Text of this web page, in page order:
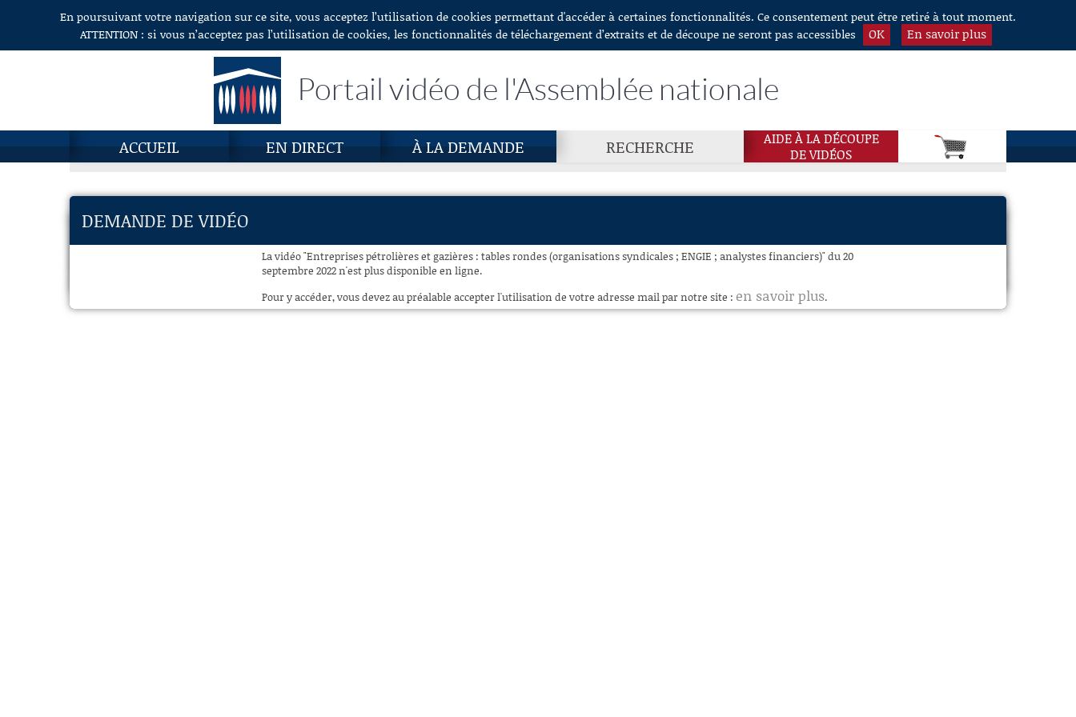
Aller au contenuEn poursuivant votre navigation sur ce site, vous acceptez l’utilisation de cookies permettant d'accéder à certaines fonctionnalités. Ce consentement peut être retiré à tout moment.
ATTENTION : si vous n’acceptez pas l’utilisation de cookies, les fonctionnalités de téléchargement d’extraits et de découpe ne seront pas accessibles
OK En savoir plus
Portail vidéo de l'Assemblée nationale
ACCUEIL EN DIRECT À LA DEMANDE RECHERCHE
AIDE À LA DÉCOUPE
DE VIDÉOS
DEMANDE DE VIDÉO
La vidéo "Entreprises pétrolières et gazières : tables rondes (organisations syndicales ; ENGIE ; analystes financiers)" du 20
septembre 2022 n'est plus disponible en ligne.
Pour y accéder, vous devez au préalable accepter l'utilisation de votre adresse mail par notre site : en savoir plus.